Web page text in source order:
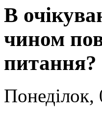
В
чином
питання?